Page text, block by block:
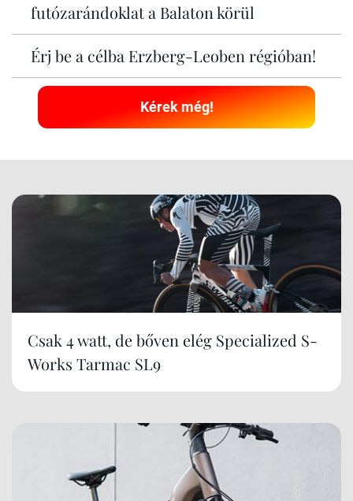
futózarándoklat a Balaton körül
Érj be a célba Erzberg-Leoben régióban!
Kérek még!
Csak 4 watt, de bőven elég Specialized S-
Works Tarmac SL9